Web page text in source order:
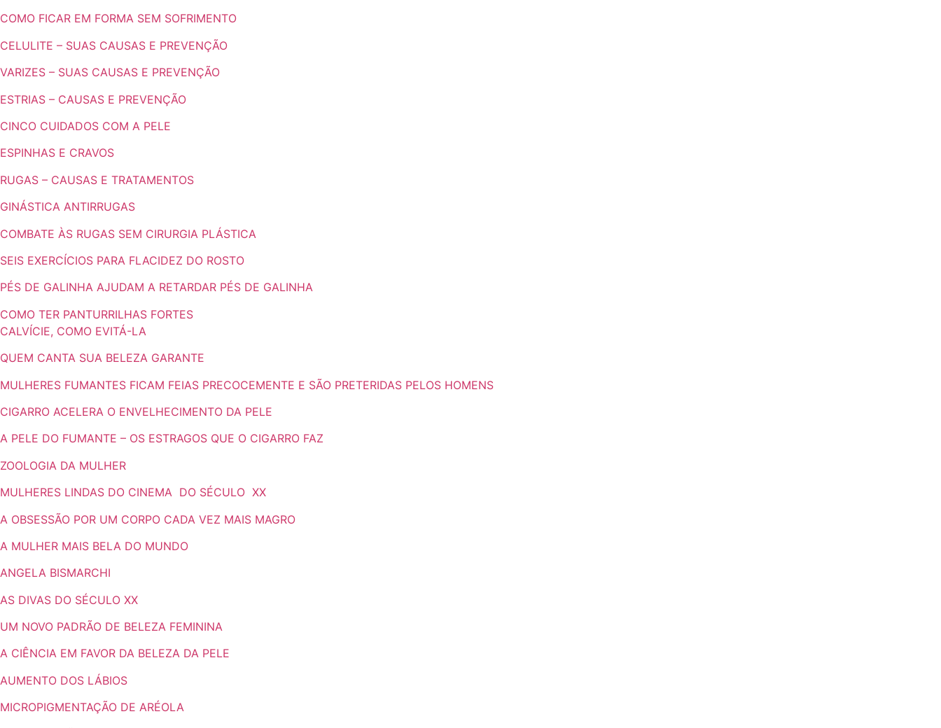
COMO FICAR EM FORMA SEM SOFRIMENTO
CELULITE – SUAS CAUSAS E PREVENÇÃO
VARIZES – SUAS CAUSAS E PREVENÇÃO
ESTRIAS – CAUSAS E PREVENÇÃO
CINCO CUIDADOS COM A PELE
ESPINHAS E CRAVOS
RUGAS – CAUSAS E TRATAMENTOS
GINÁSTICA ANTIRRUGAS
COMBATE ÀS RUGAS SEM CIRURGIA PLÁSTICA
SEIS EXERCÍCIOS PARA FLACIDEZ DO ROSTO
PÉS DE GALINHA AJUDAM A RETARDAR PÉS DE GALINHA
COMO TER PANTURRILHAS FORTES
CALVÍCIE, COMO EVITÁ-LA
QUEM CANTA SUA BELEZA GARANTE
MULHERES FUMANTES FICAM FEIAS PRECOCEMENTE E SÃO PRETERIDAS PELOS HOMENS
CIGARRO ACELERA O ENVELHECIMENTO DA PELE
A PELE DO FUMANTE – OS ESTRAGOS QUE O CIGARRO FAZ
ZOOLOGIA DA MULHER
MULHERES LINDAS DO CINEMA DO SÉCULO XX
A OBSESSÃO POR UM CORPO CADA VEZ MAIS MAGRO
A MULHER MAIS BELA DO MUNDO
ANGELA BISMARCHI
AS DIVAS DO SÉCULO XX
UM NOVO PADRÃO DE BELEZA FEMININA
A CIÊNCIA EM FAVOR DA BELEZA DA PELE
AUMENTO DOS LÁBIOS
MICROPIGMENTAÇÃO DE ARÉOLA